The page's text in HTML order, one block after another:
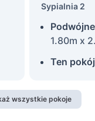
Sypialnia 2
1.80m x
Ten pokój
wszystkie pokoje